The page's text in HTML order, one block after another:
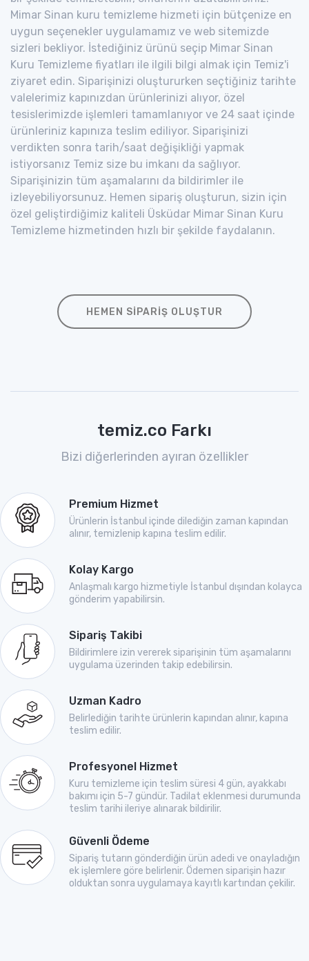
Mimar Sinan kuru temizleme hizmeti için bütçenize en
uygun seçenekler uygulamamız ve web sitemizde
sizleri bekliyor. İstediğiniz ürünü seçip Mimar Sinan
Kuru Temizleme fiyatları ile ilgili bilgi almak için Temiz'i
ziyaret edin. Siparişinizi oluştururken seçtiğiniz tarihte
valelerimiz kapınızdan ürünlerinizi alıyor, özel
tesislerimizde işlemleri tamamlanıyor ve 24 saat içinde
ürünleriniz kapınıza teslim ediliyor. Siparişinizi
verdikten sonra tarih/saat değişikliği yapmak
istiyorsanız Temiz size bu imkanı da sağlıyor.
Siparişinizin tüm aşamalarını da bildirimler ile
izleyebiliyorsunuz. Hemen sipariş oluşturun, sizin için
özel geliştirdiğimiz kaliteli Üsküdar Mimar Sinan Kuru
Temizleme hizmetinden hızlı bir şekilde faydalanın.
HEMEN SIPARIŞ OLUŞTUR
temiz.co Farkı
Bizi diğerlerinden ayıran özellikler
Premium Hizmet
Ürünlerin İstanbul içinde dilediğin zaman kapından
alınır, temizlenip kapına teslim edilir.
Kolay Kargo
Anlaşmalı kargo hizmetiyle İstanbul dışından kolayca
gönderim yapabilirsin.
Sipariş Takibi
Bildirimlere izin vererek siparişinin tüm aşamalarını
uygulama üzerinden takip edebilirsin.
Uzman Kadro
Belirlediğin tarihte ürünlerin kapından alınır, kapına
teslim edilir.
Profesyonel Hizmet
Kuru temizleme için teslim süresi 4 gün, ayakkabı
bakımı için 5-7 gündür. Tadilat eklenmesi durumunda
teslim tarihi ileriye alınarak bildirilir.
Güvenli Ödeme
Sipariş tutarın gönderdiğin ürün adedi ve onayladığın
ek işlemlere göre belirlenir. Ödemen siparişin hazır
olduktan sonra uygulamaya kayıtlı kartından çekilir.